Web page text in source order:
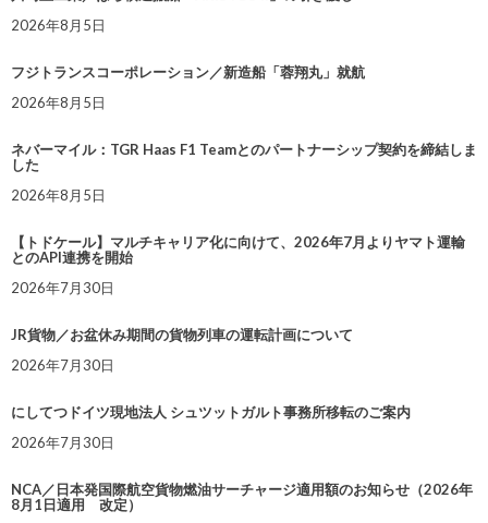
2026年8月5日
フジトランスコーポレーション／新造船「蓉翔丸」就航
2026年8月5日
ネバーマイル：TGR Haas F1 Teamとのパートナーシップ契約を締結しま
した
2026年8月5日
【トドケール】マルチキャリア化に向けて、2026年7月よりヤマト運輸
とのAPI連携を開始
2026年7月30日
JR貨物／お盆休み期間の貨物列車の運転計画について
2026年7月30日
にしてつドイツ現地法人 シュツットガルト事務所移転のご案内
2026年7月30日
NCA／日本発国際航空貨物燃油サーチャージ適用額のお知らせ（2026年
8月1日適用 改定）